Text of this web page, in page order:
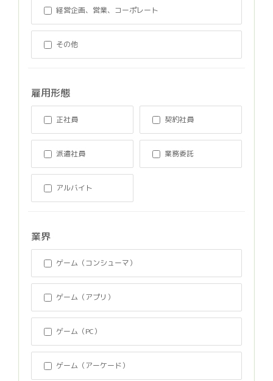
経営企画、営業、コーポレート
その他
雇用形態
正社員 契約社員
派遣社員 業務委託
アルバイト
業界
ゲーム（コンシューマ）
ゲーム（アプリ）
ゲーム（PC）
ゲーム（アーケード）